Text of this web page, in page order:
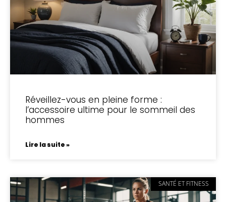
Réveillez-vous en pleine forme :
l’accessoire ultime pour le sommeil des
hommes
Lire la suite »
SANTÉ ET FITNESS